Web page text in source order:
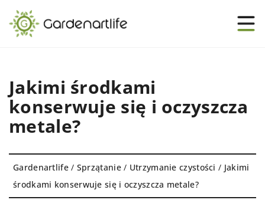
Jakimi środkami
konserwuje się i oczyszcza
metale?
Gardenartlife/ Sprzątanie/ Utrzymanie czystości / Jakimi
środkami konserwuje się i oczyszcza metale?